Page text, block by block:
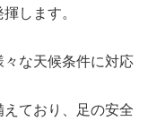
します。
な天候条件に対応
ており、足の安全